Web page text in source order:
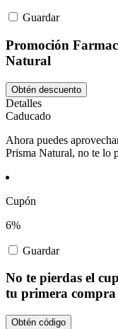
Guardar
Promoción
Natural
Obtén descuento
Detalles
Caducado
Ahora puedes
Prisma Natural, no te lo
Cupón
6%
Guardar
No te pierdas el
tu primera compra
Obtén código